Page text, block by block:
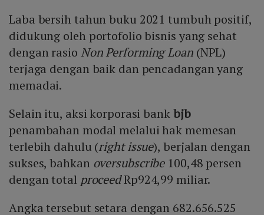
Laba bersih tahun buku 2021 tumbuh positif,
didukung oleh portofolio bisnis yang sehat
dengan rasio Non Performing Loan(NPL)
terjaga dengan baik dan pencadangan yang
memadai.
Selain itu, aksi korporasi bankbjb
penambahan modal melalui hak memesan
terlebih dahulu (right issue), berjalan dengan
sukses, bahkan oversubscribe100,48 persen
dengan total proceedRp924,99 miliar.
Angka tersebut setara dengan 682.656.525